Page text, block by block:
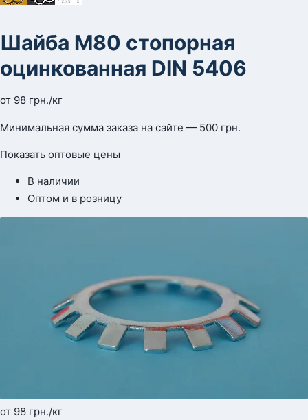
Шайба М80 стопорная
оцинкованная DIN 5406
от 98 грн./кг
Минимальная сумма заказа на сайте — 500 грн.
Показать оптовые цены
В наличии
Оптом и в розницу
от 98 грн./кг